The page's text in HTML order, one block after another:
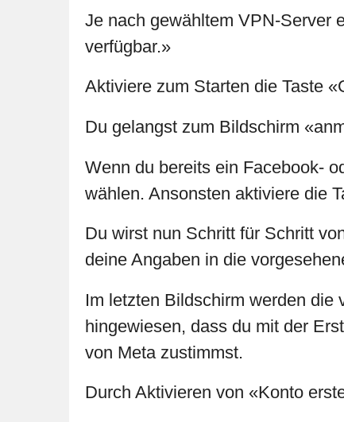
Je nach gewähltem VPN-Server
verfügbar.»
Aktiviere zum Starten die Taste
Du gelangst zum Bildschirm
Wenn du bereits ein Facebook-
wählen. Ansonsten aktiviere die
Du wirst nun Schritt für Schritt
deine Angaben in die
Im letzten Bildschirm werden
hingewiesen, dass du mit der
von Meta zustimmst.
Durch Aktivieren von «Konto